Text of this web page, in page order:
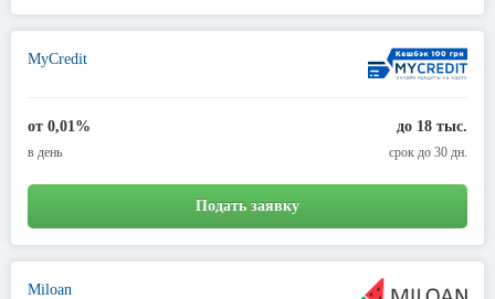
MyCredit
от 0,01%
в день
до 18 тыс.
срок до 30 дн.
Подать заявку
Miloan